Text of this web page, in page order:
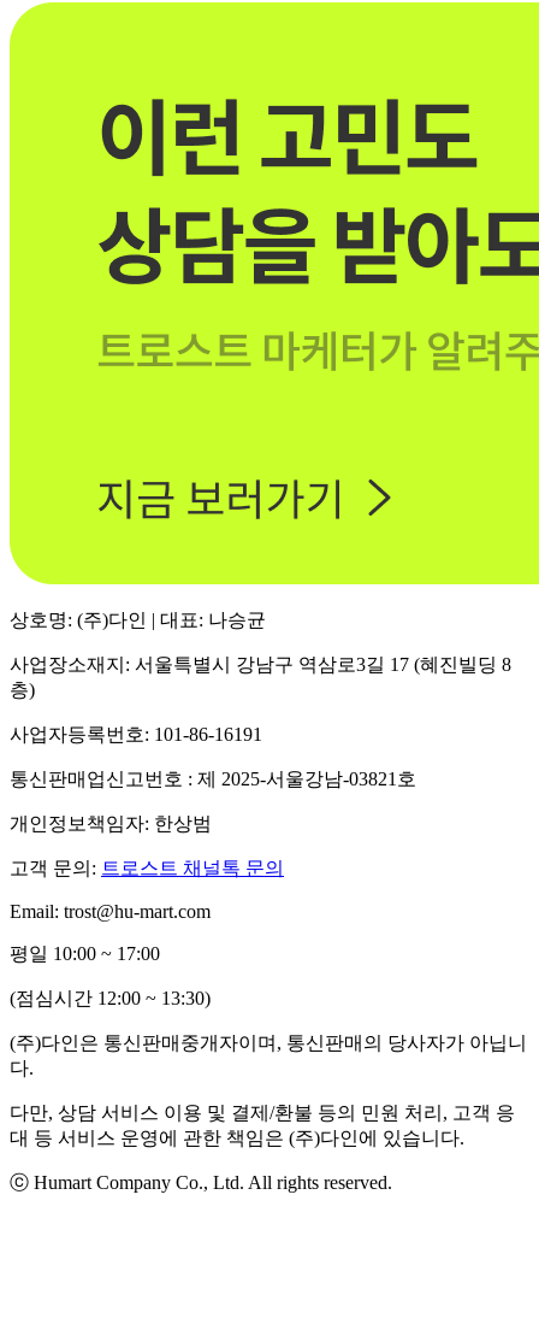
상호명: (주)다인 | 대표: 나승균
사업장소재지: 서울특별시 강남구 역삼로3길 17 (혜진빌딩 8
층)
사업자등록번호: 101-86-16191
통신판매업신고번호 : 제 2025-서울강남-03821호
개인정보책임자: 한상범
고객 문의: 트로스트 채널톡 문의
Email: trost@hu-mart.com
평일 10:00 ~ 17:00
(점심시간 12:00 ~ 13:30)
(주)다인은 통신판매중개자이며, 통신판매의 당사자가 아닙니
다.
다만, 상담 서비스 이용 및 결제/환불 등의 민원 처리, 고객 응
대 등 서비스 운영에 관한 책임은 (주)다인에 있습니다.
ⓒ Humart Company Co., Ltd. All rights reserved.